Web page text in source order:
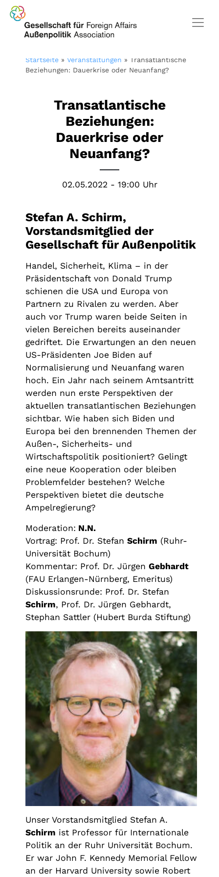
Startseite » Veranstaltungen » Transatlantische
Beziehungen: Dauerkrise oder Neuanfang?
Transatlantische
Beziehungen:
Dauerkrise oder
Neuanfang?
02.05.2022 - 19:00 Uhr
Stefan A. Schirm,
Vorstandsmitglied der
Gesellschaft für Außenpolitik
Handel, Sicherheit, Klima – in der
Präsidentschaft von Donald Trump
schienen die USA und Europa von
Partnern zu Rivalen zu werden. Aber
auch vor Trump waren beide Seiten in
vielen Bereichen bereits auseinander
gedriftet. Die Erwartungen an den neuen
US-Präsidenten Joe Biden auf
Normalisierung und Neuanfang waren
hoch. Ein Jahr nach seinem Amtsantritt
werden nun erste Perspektiven der
aktuellen transatlantischen Beziehungen
sichtbar. Wie haben sich Biden und
Europa bei den brennenden Themen der
Außen-, Sicherheits- und
Wirtschaftspolitik positioniert? Gelingt
eine neue Kooperation oder bleiben
Problemfelder bestehen? Welche
Perspektiven bietet die deutsche
Ampelregierung?
Moderation: N.N.
Vortrag: Prof. Dr. Stefan Schirm (Ruhr-
Universität Bochum)
Kommentar: Prof. Dr. Jürgen Gebhardt
(FAU Erlangen-Nürnberg, Emeritus)
Diskussionsrunde: Prof. Dr. Stefan
Schirm, Prof. Dr. Jürgen Gebhardt,
Stephan Sattler (Hubert Burda Stiftung)
Unser Vorstandsmitglied Stefan A.
Schirm ist Professor für Internationale
Politik an der Ruhr Universität Bochum.
Er war John F. Kennedy Memorial Fellow
an der Harvard University sowie Robert